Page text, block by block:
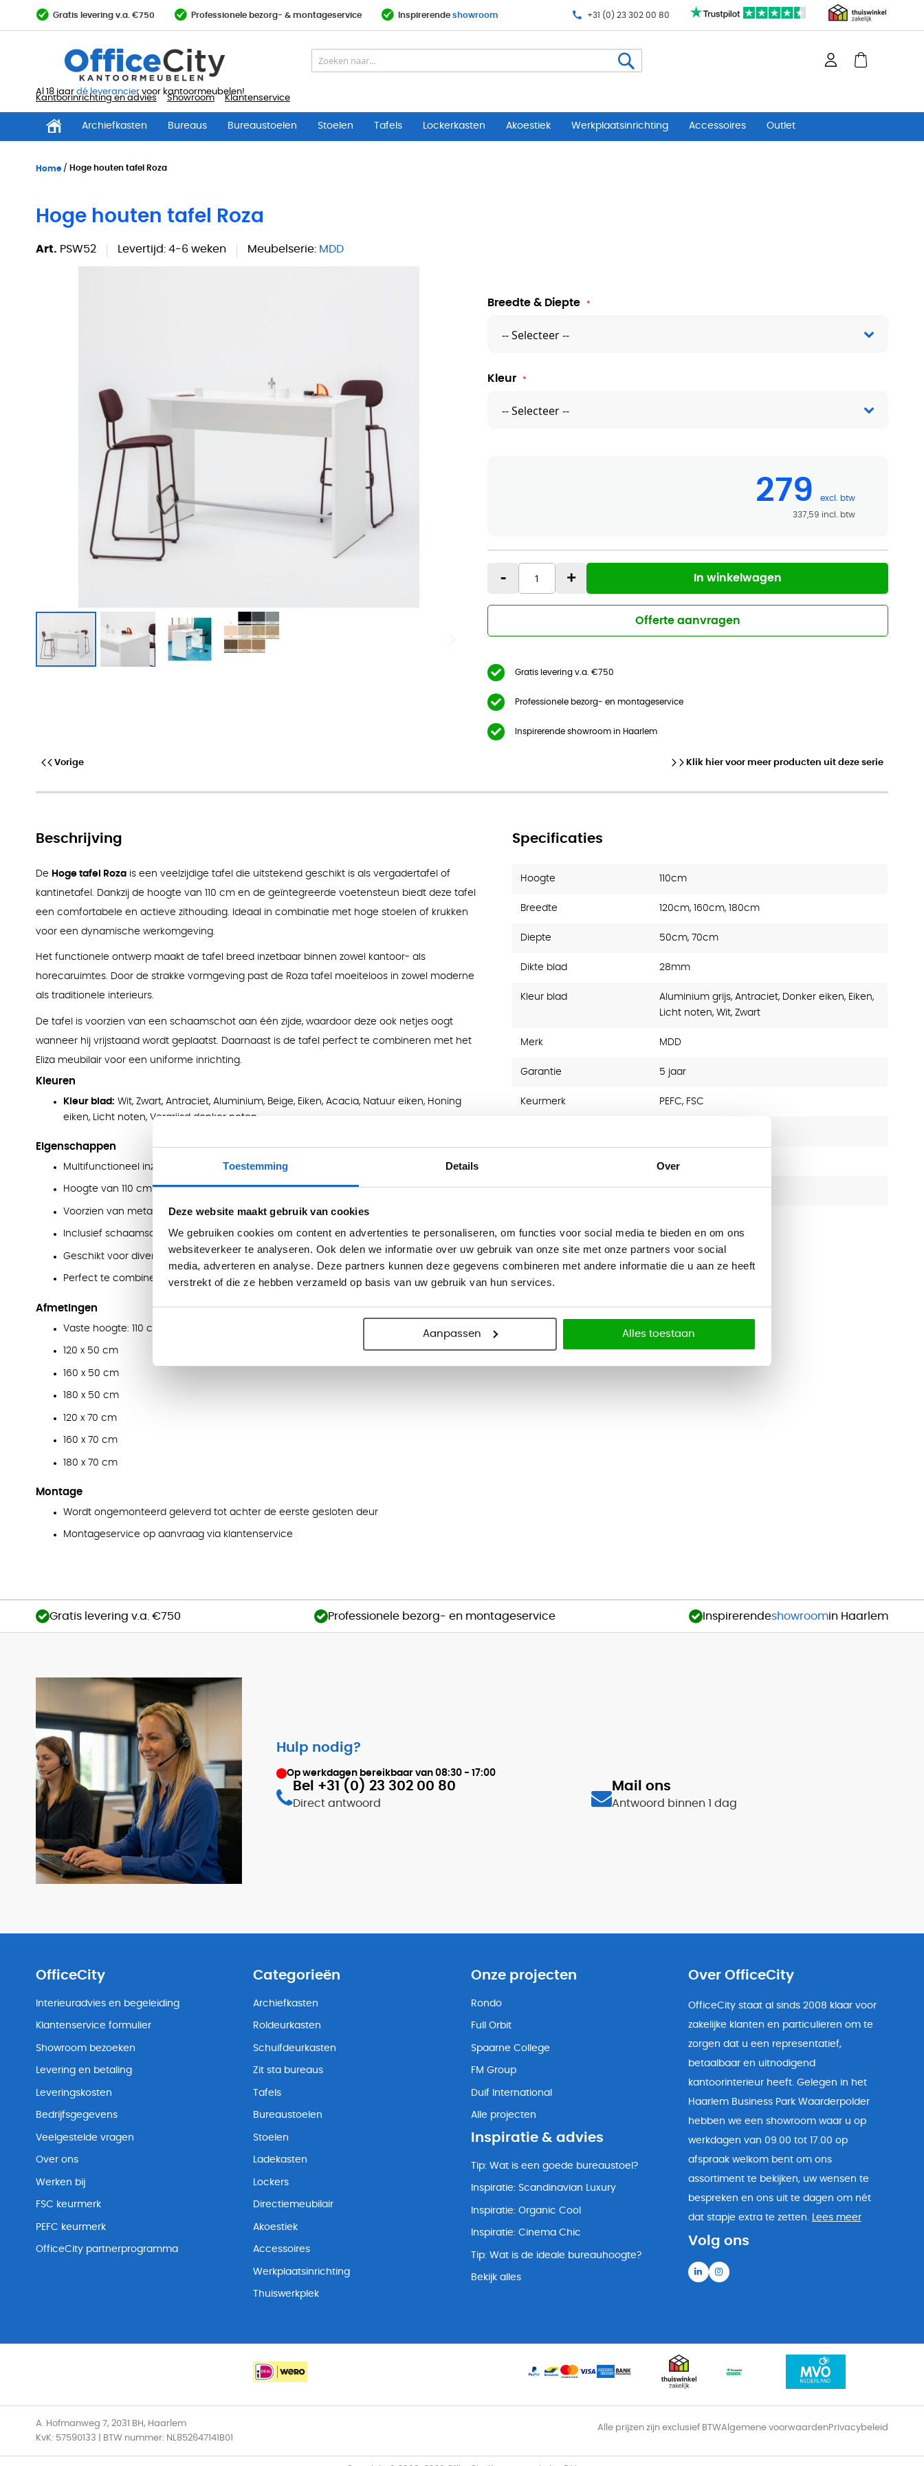
Toestemming Details Over
Deze website maakt gebruik van cookies
We gebruiken cookies om content en advertenties te personaliseren, om functies voor social media te bieden en om ons
websiteverkeer te analyseren. Ook delen we informatie over uw gebruik van onze site met onze partners voor social
media, adverteren en analyse. Deze partners kunnen deze gegevens combineren met andere informatie die u aan ze heeft
verstrekt of die ze hebben verzameld op basis van uw gebruik van hun services.
Aanpassen Alles toestaan
Gratis levering v.a. €750 Professionele bezorg- & montageservice Inspirerende showroom +31 (0) 23 302 00 80
Al 18 jaar dé leverancier voor kantoormeubelen!
Kantoorinrichting en advies Showroom Klantenservice
Archiefkasten Bureaus Bureaustoelen Stoelen Tafels Lockerkasten Akoestiek Werkplaatsinrichting Accessoires Outlet
Home Hoge houten tafel Roza
Hoge houten tafel Roza
Art. PSW52 Levertijd: 4-6 weken Meubelserie: MDD
Hoge houten tafel Roza
Breedte & Diepte
Kleur
279
337,59
- + In winkelwagen
Offerte aanvragen
Gratis levering v.a. €750
Professionele bezorg- en montageservice
Inspirerende showroom in Haarlem
Vorige Klik hier voor meer producten uit deze serie
Beschrijving
De Hoge tafel Roza is een veelzijdige tafel die uitstekend geschikt is als vergadertafel of
kantinetafel. Dankzij de hoogte van 110 cm en de geïntegreerde voetensteun biedt deze tafel
een comfortabele en actieve zithouding. Ideaal in combinatie met hoge stoelen of krukken
voor een dynamische werkomgeving.
Het functionele ontwerp maakt de tafel breed inzetbaar binnen zowel kantoor- als
horecaruimtes. Door de strakke vormgeving past de Roza tafel moeiteloos in zowel moderne
als traditionele interieurs.
De tafel is voorzien van een schaamschot aan één zijde, waardoor deze ook netjes oogt
wanneer hij vrijstaand wordt geplaatst. Daarnaast is de tafel perfect te combineren met het
Eliza meubilair voor een uniforme inrichting.
Kleuren
Kleur blad: Wit, Zwart, Antraciet, Aluminium, Beige, Eiken, Acacia, Natuur eiken, Honing
eiken, Licht noten, Vergrijsd donker noten
Eigenschappen
Multifunctioneel inzetbaar als vergadertafel of kantinetafel
Hoogte van 110 cm voor actieve zithouding
Voorzien van metalen voetensteun
Inclusief schaamschot aan één zijde
Geschikt voor diverse interieurstijlen
Perfect te combineren met Eliza meubilair
Afmetingen
Vaste hoogte: 110 cm
120 x 50 cm
160 x 50 cm
180 x 50 cm
120 x 70 cm
160 x 70 cm
180 x 70 cm
Montage
Wordt ongemonteerd geleverd tot achter de eerste gesloten deur
Montageservice op aanvraag via klantenservice
Specificaties
Hoogte 110cm
Breedte 120cm, 160cm, 180cm
Diepte 50cm, 70cm
Dikte blad 28mm
Kleur blad
Aluminium grijs, Antraciet, Donker eiken, Eiken,
Licht noten, Wit, Zwart
Merk MDD
Garantie 5 jaar
Keurmerk PEFC, FSC
28
Materiaal Hout
Gratis levering v.a. €750 Professionele bezorg- en montageservice Inspirerendeshowroomin Haarlem
Hulp nodig?
Op werkdagen bereikbaar van 08:30 - 17:00
Bel +31 (0) 23 302 00 80
Direct antwoord
Mail ons
Antwoord binnen 1 dag
OfficeCity
Interieuradvies en begeleiding
Klantenservice formulier
Showroom bezoeken
Levering en betaling
Leveringskosten
Bedrijfsgegevens
Veelgestelde vragen
Over ons
Werken bij
FSC keurmerk
PEFC keurmerk
OfficeCity partnerprogramma
Categorieën
Archiefkasten
Roldeurkasten
Schuifdeurkasten
Zit sta bureaus
Tafels
Bureaustoelen
Stoelen
Ladekasten
Lockers
Directiemeubilair
Akoestiek
Accessoires
Werkplaatsinrichting
Thuiswerkplek
Onze projecten
Rondo
Full Orbit
Spaarne College
FM Group
Duif International
Alle projecten
Inspiratie & advies
Tip: Wat is een goede bureaustoel?
Inspiratie: Scandinavian Luxury
Inspiratie: Organic Cool
Inspiratie: Cinema Chic
Tip: Wat is de ideale bureauhoogte?
Bekijk alles
Over OfficeCity
OfficeCity staat al sinds 2008 klaar voor
zakelijke klanten en particulieren om te
zorgen dat u een representatief,
betaalbaar en uitnodigend
kantoorinterieur heeft. Gelegen in het
Haarlem Business Park Waarderpolder
hebben we een showroom waar u op
werkdagen van 09.00 tot 17.00 op
afspraak welkom bent om ons
assortiment te bekijken, uw wensen te
bespreken en ons uit te dagen om nét
dat stapje extra te zetten.
Lees meer
Volg ons
A. Hofmanweg 7, 2031 BH, Haarlem
KvK: 57590133 | BTW nummer: NL852647141B01
Alle prijzen zijn exclusief BTWAlgemene voorwaardenPrivacybeleid